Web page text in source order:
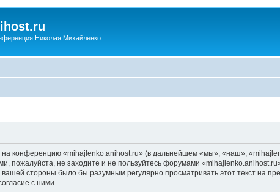
Николая Михайленко
конференцию «mihajlenko.anihost.ru» (в дальнейшем «мы», «наш»,
пожалуйста, не заходите и не пользуйтесь форумами
стороны было бы разумным регулярно просматривать этот текст на
с ними.